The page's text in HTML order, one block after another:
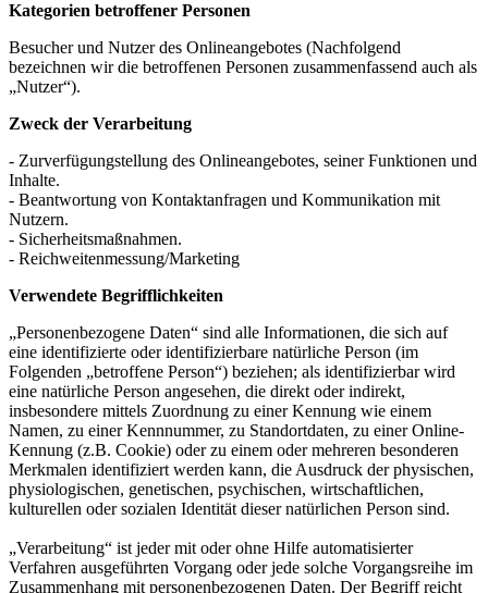
Kategorien betroffener Personen
Besucher und Nutzer des Onlineangebotes (Nachfolgend
bezeichnen wir die betroffenen Personen zusammenfassend auch als
„Nutzer“).
Zweck der Verarbeitung
- Zurverfügungstellung des Onlineangebotes, seiner Funktionen und
Inhalte.
- Beantwortung von Kontaktanfragen und Kommunikation mit
Nutzern.
- Sicherheitsmaßnahmen.
- Reichweitenmessung/Marketing
Verwendete Begrifflichkeiten
„Personenbezogene Daten“ sind alle Informationen, die sich auf
eine identifizierte oder identifizierbare natürliche Person (im
Folgenden „betroffene Person“) beziehen; als identifizierbar wird
eine natürliche Person angesehen, die direkt oder indirekt,
insbesondere mittels Zuordnung zu einer Kennung wie einem
Namen, zu einer Kennnummer, zu Standortdaten, zu einer Online-
Kennung (z.B. Cookie) oder zu einem oder mehreren besonderen
Merkmalen identifiziert werden kann, die Ausdruck der physischen,
physiologischen, genetischen, psychischen, wirtschaftlichen,
kulturellen oder sozialen Identität dieser natürlichen Person sind.
„Verarbeitung“ ist jeder mit oder ohne Hilfe automatisierter
Verfahren ausgeführten Vorgang oder jede solche Vorgangsreihe im
Zusammenhang mit personenbezogenen Daten. Der Begriff reicht